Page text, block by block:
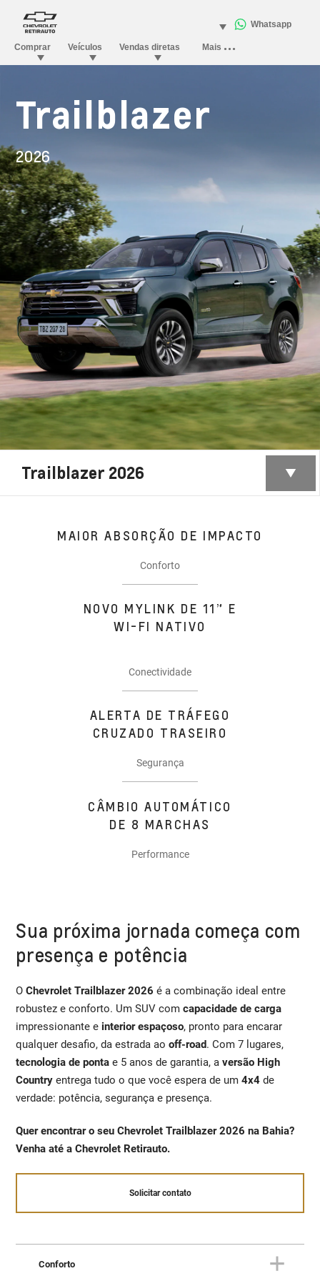
Trailblazer
2026
Trailblazer 2026
MAIOR ABSORÇÃO DE IMPACTO
Conforto
NOVO MYLINK DE 11” E
WI-FI NATIVO
Conectividade
ALERTA DE TRÁFEGO
CRUZADO TRASEIRO
Segurança
CÂMBIO AUTOMÁTICO
DE 8 MARCHAS
Performance
Sua próxima jornada começa com
presença e potência
OChevrolet Trailblazer 2026 é a combinação ideal entre
robustez e conforto. Um SUV comcapacidade de carga
impressionante e interior espaçoso, pronto para encarar
qualquer desafio, da estrada aooff-road. Com 7 lugares,
tecnologia de ponta e 5 anos de garantia, aversão High
Country entrega tudo o que você espera de um4x4de
verdade: potência, segurança e presença.
Quer encontrar o seu Chevrolet Trailblazer 2026 na Bahia?
Venha até a Chevrolet Retirauto.
Solicitar contato
Conforto